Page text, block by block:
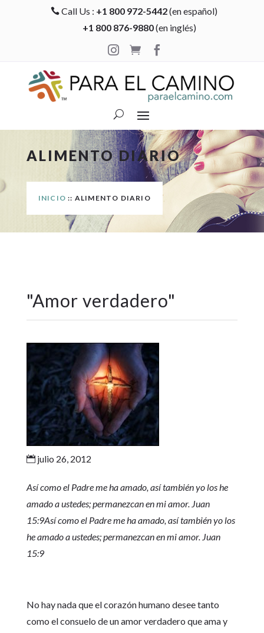
 Call Us : +1 800 972-5442(en español)
+1 800 876-9880(en inglés)

 
ALIMENTO DIARIO
INICIO :: ALIMENTO DIARIO
"Amor verdadero"
julio 26, 2012
Así como el Padre me ha amado, así también yo los he
amado a ustedes; permanezcan en mi amor. Juan
15:9Así como el Padre me ha amado, así también yo los
he amado a ustedes; permanezcan en mi amor. Juan
15:9
No hay nada que el corazón humano desee tanto
como el consuelo de un amor verdadero que ama y